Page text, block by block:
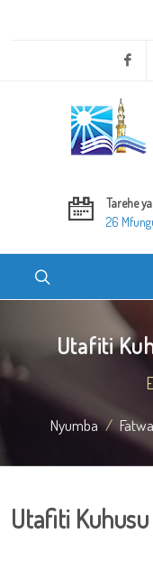
Tarehe
26
Utafiti
Nyumba Fatwa
Utafiti